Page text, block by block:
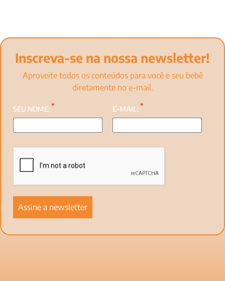
Inscreva-se na nossa newsletter!
Aproveite todos os conteúdos para você e seu bebê
diretamente no e-mail.
SEU NOME:* E-MAIL:*